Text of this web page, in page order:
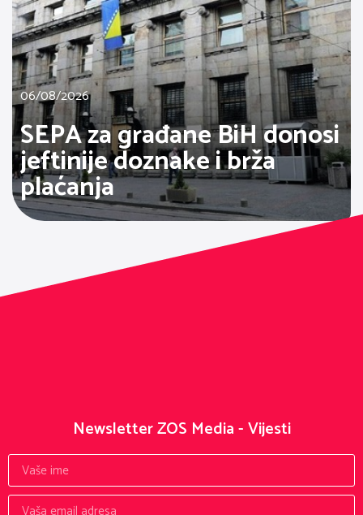
06/08/2026
SEPA za građane BiH donosi
jeftinije doznake i brža
plaćanja
Newsletter ZOS Media - Vijesti